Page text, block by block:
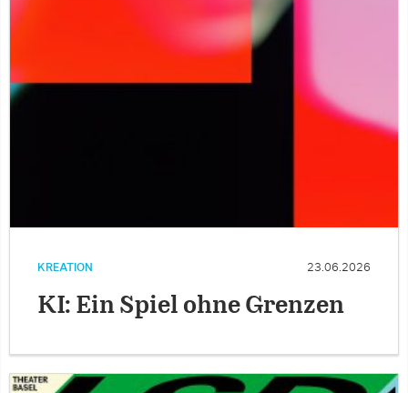
KREATION 23.06.2026
KI: Ein Spiel ohne Grenzen